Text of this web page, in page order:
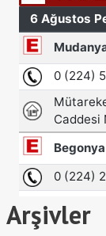
Arşivler